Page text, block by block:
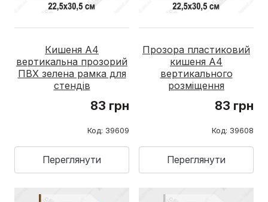
Кишеня А4
вертикальна прозорий
ПВХ зелена рамка для
стендів
83 грн
Код: 39609
Переглянути
Прозора пластиковий
кишеня А4
вертикального
розміщення
83 грн
Код: 39608
Переглянути